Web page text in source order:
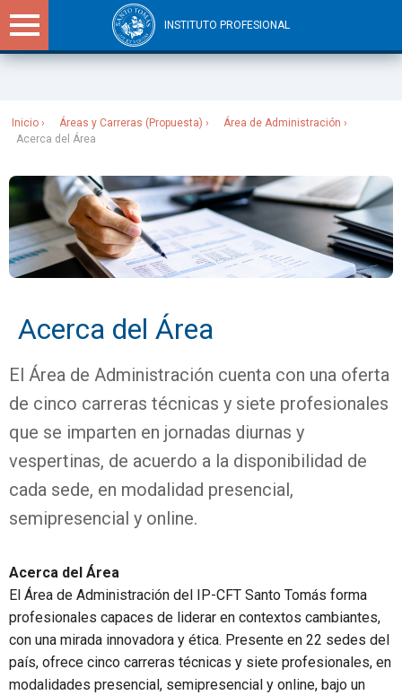
INSTITUTO PROFESIONAL
Inicio Áreas y Carreras (Propuesta)
Área de Administración
Acerca del Área
Acerca del Área
El Área de Administración cuenta con una oferta
de cinco carreras técnicas y siete profesionales
que se imparten en jornadas diurnas y
vespertinas, de acuerdo a la disponibilidad de
cada sede, en modalidad presencial,
semipresencial y online.
Acerca del Área
El Área de Administración del IP-CFT Santo Tomás forma
profesionales capaces de liderar en contextos cambiantes,
con una mirada innovadora y ética. Presente en 22 sedes del
país, ofrece cinco carreras técnicas y siete profesionales, en
modalidades presencial, semipresencial y online, bajo un